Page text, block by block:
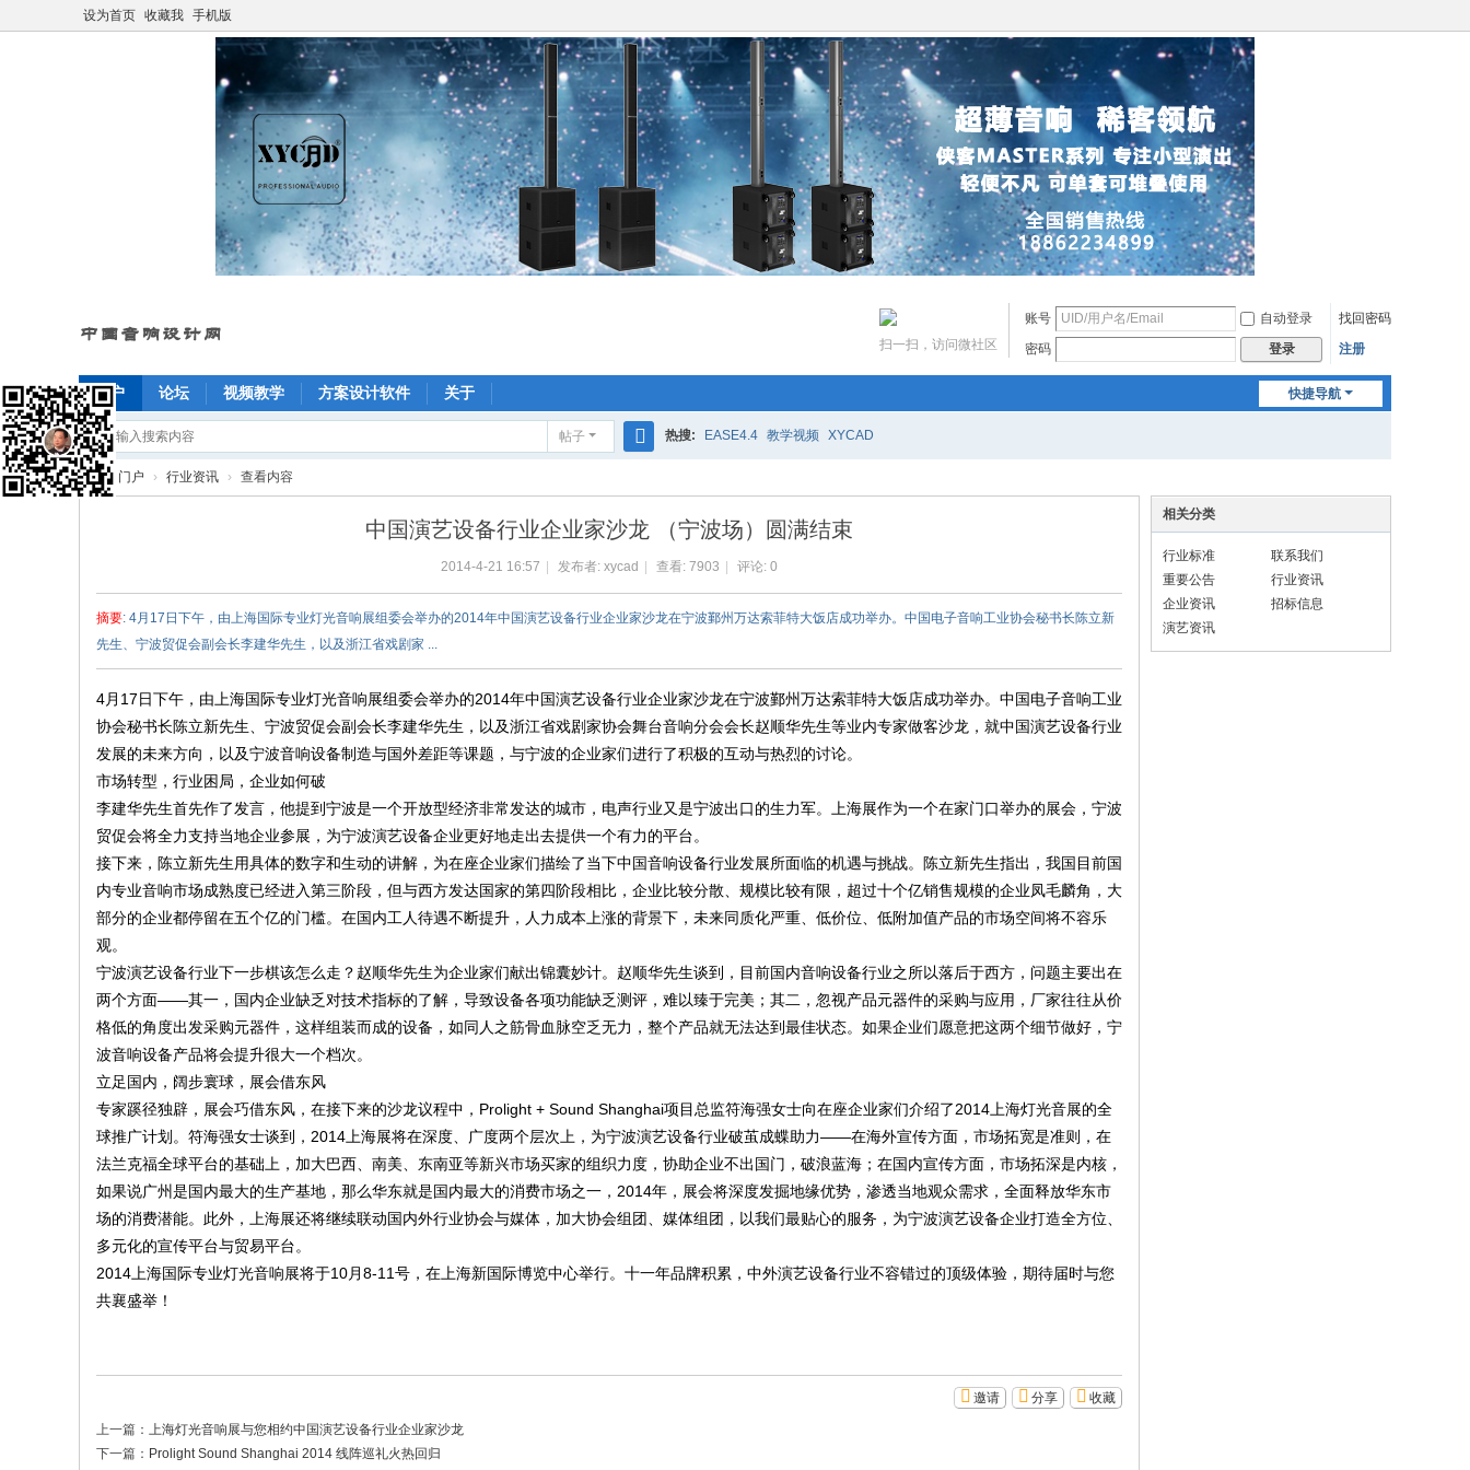
设为首页 收藏我 手机版
账号 自动登录
找回密码
密码
登录 注册
扫一扫，访问微社区
快捷导航
门户 论坛 视频教学 方案设计软件 关于
帖子
索
热搜: EASE4.4 教学视频 XYCAD
› 门户 › 行业资讯 › 查看内容
中国演艺设备行业企业家沙龙 （宁波场）圆满结束
2014-4-21 16:57 发布者: xycad 查看: 7903 评论: 0
摘要: 4月17日下午，由上海国际专业灯光音响展组委会举办的2014年中国演艺设备行业企业家沙龙在宁波鄞州万达索菲特大饭店成功举办。中国电子音响工业协会秘书长陈立新
先生、宁波贸促会副会长李建华先生，以及浙江省戏剧家 ...
4月17日下午，由上海国际专业灯光音响展组委会举办的2014年中国演艺设备行业企业家沙龙在宁波鄞州万达索菲特大饭店成功举办。中国电子音响工业
协会秘书长陈立新先生、宁波贸促会副会长李建华先生，以及浙江省戏剧家协会舞台音响分会会长赵顺华先生等业内专家做客沙龙，就中国演艺设备行业
发展的未来方向，以及宁波音响设备制造与国外差距等课题，与宁波的企业家们进行了积极的互动与热烈的讨论。
市场转型，行业困局，企业如何破
李建华先生首先作了发言，他提到宁波是一个开放型经济非常发达的城市，电声行业又是宁波出口的生力军。上海展作为一个在家门口举办的展会，宁波
贸促会将全力支持当地企业参展，为宁波演艺设备企业更好地走出去提供一个有力的平台。
接下来，陈立新先生用具体的数字和生动的讲解，为在座企业家们描绘了当下中国音响设备行业发展所面临的机遇与挑战。陈立新先生指出，我国目前国
内专业音响市场成熟度已经进入第三阶段，但与西方发达国家的第四阶段相比，企业比较分散、规模比较有限，超过十个亿销售规模的企业凤毛麟角，大
部分的企业都停留在五个亿的门槛。在国内工人待遇不断提升，人力成本上涨的背景下，未来同质化严重、低价位、低附加值产品的市场空间将不容乐
观。
宁波演艺设备行业下一步棋该怎么走？赵顺华先生为企业家们献出锦囊妙计。赵顺华先生谈到，目前国内音响设备行业之所以落后于西方，问题主要出在
两个方面——其一，国内企业缺乏对技术指标的了解，导致设备各项功能缺乏测评，难以臻于完美；其二，忽视产品元器件的采购与应用，厂家往往从价
格低的角度出发采购元器件，这样组装而成的设备，如同人之筋骨血脉空乏无力，整个产品就无法达到最佳状态。如果企业们愿意把这两个细节做好，宁
波音响设备产品将会提升很大一个档次。
立足国内，阔步寰球，展会借东风
专家蹊径独辟，展会巧借东风，在接下来的沙龙议程中，Prolight + Sound Shanghai项目总监符海强女士向在座企业家们介绍了2014上海灯光音展的全
球推广计划。符海强女士谈到，2014上海展将在深度、广度两个层次上，为宁波演艺设备行业破茧成蝶助力——在海外宣传方面，市场拓宽是准则，在
法兰克福全球平台的基础上，加大巴西、南美、东南亚等新兴市场买家的组织力度，协助企业不出国门，破浪蓝海；在国内宣传方面，市场拓深是内核，
如果说广州是国内最大的生产基地，那么华东就是国内最大的消费市场之一，2014年，展会将深度发掘地缘优势，渗透当地观众需求，全面释放华东市
场的消费潜能。此外，上海展还将继续联动国内外行业协会与媒体，加大协会组团、媒体组团，以我们最贴心的服务，为宁波演艺设备企业打造全方位、
多元化的宣传平台与贸易平台。
2014上海国际专业灯光音响展将于10月8-11号，在上海新国际博览中心举行。十一年品牌积累，中外演艺设备行业不容错过的顶级体验，期待届时与您
共襄盛举！
收藏
分享
邀请
上一篇： 上海灯光音响展与您相约中国演艺设备行业企业家沙龙
下一篇： Prolight Sound Shanghai 2014 线阵巡礼火热回归
相关分类
行业标准
联系我们
重要公告
行业资讯
企业资讯
招标信息
演艺资讯